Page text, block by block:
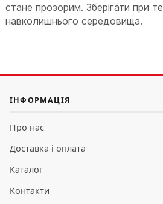
стане прозорим. Зберігати при
навколишнього середовища.
ІНФОРМАЦІЯ
Про нас
Доставка і оплата
Каталог
Контакти